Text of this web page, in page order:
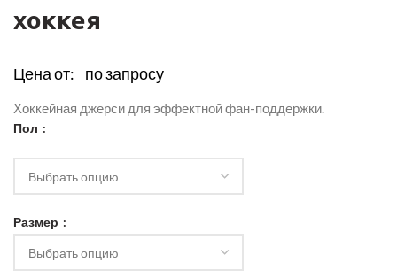
хоккея
Цена от: по запросу
Хоккейная джерси для эффектной фан-поддержки.
Пол
Размер